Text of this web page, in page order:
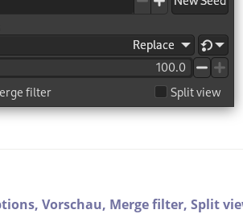
Vorschau, Merge filter, Split